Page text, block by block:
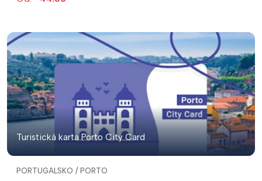
Turistická karta Porto City Card
PORTUGALSKO / PORTO